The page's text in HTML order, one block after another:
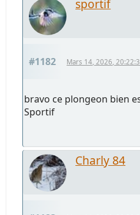
sportif
#1182 Mars 14, 2026,
bravo ce plongeon bien
Sportif
Charly 84